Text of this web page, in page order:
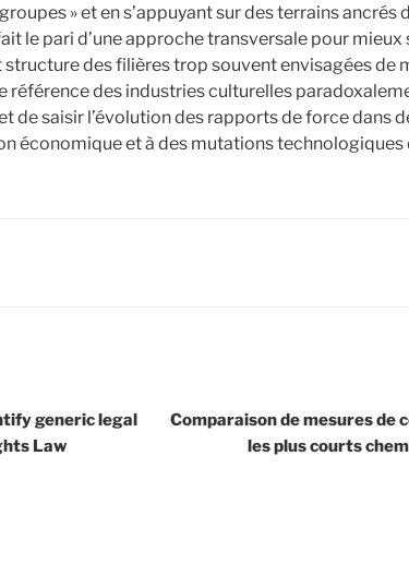
» et en s’appuyant sur des terrains ancrés
le pari d’une approche transversale pour mieux
des filières trop souvent envisagées de
référence des industries culturelles
de saisir l’évolution des rapports de force dans
économique et à des mutations technologiques
generic legal
Law
Comparaison de mesures de
les plus courts